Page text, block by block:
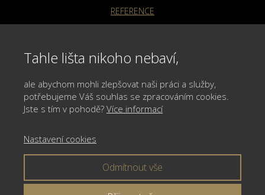
REFERENCE
VOP
KONTAKT
Tahle lišta nikoho nebaví,
ale abychom mohli zlepšovat naši práci a služby,
potřebujeme Váš souhlas se zpracováním cookies.
Jste s tím v pohodě? Více informací
Nastavení cookies
Odmítnout vše